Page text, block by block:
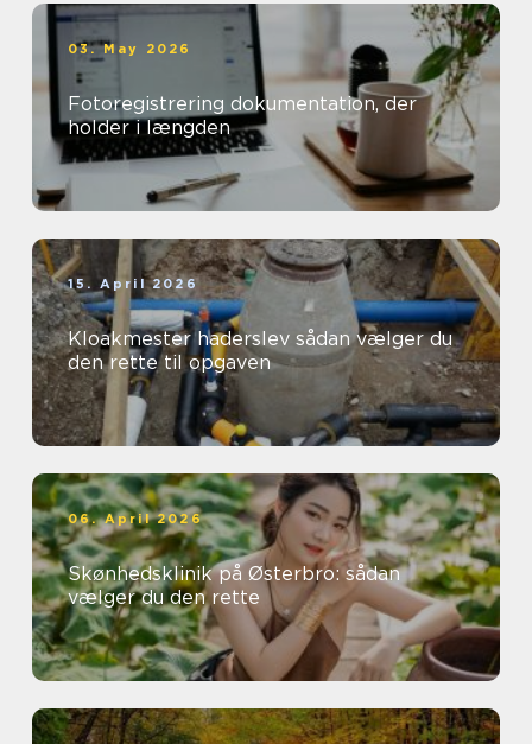
03. May 2026
Fotoregistrering dokumentation, der
holder i længden
15. April 2026
Kloakmester haderslev sådan vælger du
den rette til opgaven
06. April 2026
Skønhedsklinik på Østerbro: sådan
vælger du den rette